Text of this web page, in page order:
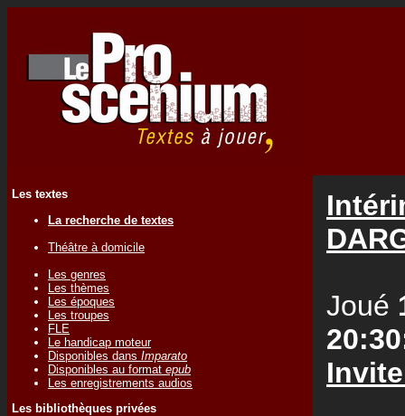
Les textes
La recherche de textes
Théâtre à domicile
Les genres
Les thèmes
Les époques
Les troupes
FLE
Le handicap moteur
Disponibles dans Imparato
Disponibles au format epub
Les enregistrements audios
Les bibliothèques privées
Joué